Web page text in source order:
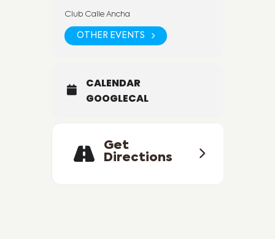
Club Calle Ancha
OTHER EVENTS
CALENDAR
GOOGLECAL
Get
Directions